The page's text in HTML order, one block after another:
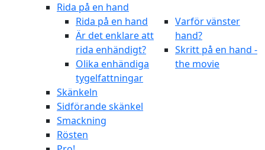
Rida på en hand
Rida på en hand
Är det enklare att
rida enhändigt?
Olika enhändiga
tygelfattningar
Varför vänster
hand?
Skritt på en hand -
the movie
Skänkeln
Sidförande skänkel
Smackning
Rösten